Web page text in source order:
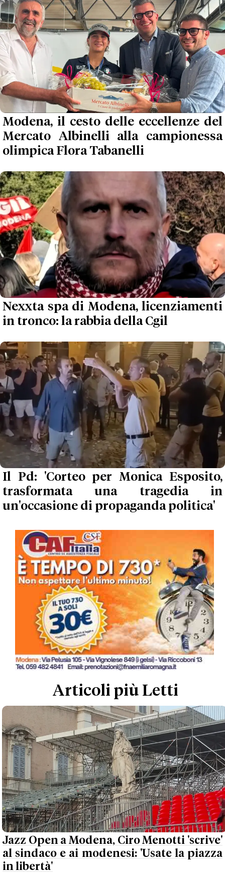
Modena, il cesto delle eccellenze del
Mercato Albinelli alla campionessa
olimpica Flora Tabanelli
Nexxta spa di Modena, licenziamenti
in tronco: la rabbia della Cgil
Il Pd: 'Corteo per Monica Esposito,
trasformata una tragedia in
un'occasione di propaganda politica'
Articoli più Letti
Jazz Open a Modena, Ciro Menotti 'scrive'
al sindaco e ai modenesi: 'Usate la piazza
in libertà'